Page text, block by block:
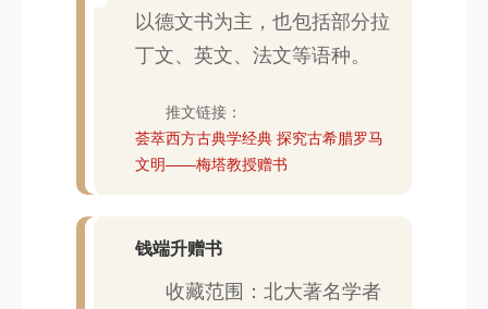
以德文书为主，也包括部分拉
丁文、英文、法文等语种。
推文链接：
荟萃西方古典学经典 探究古希腊罗马
文明——梅塔教授赠书
钱端升赠书
收藏范围：北大著名学者